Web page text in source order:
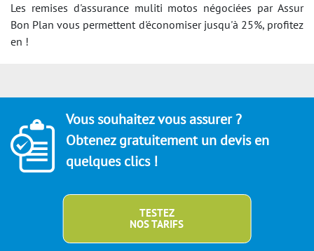
Les remises d'assurance muliti motos négociées par Assur
Bon Plan vous permettent d'économiser jusqu'à 25%, profitez
en !
Vous souhaitez vous assurer ?
Obtenez gratuitement un devis en
quelques clics !
TESTEZ
NOS TARIFS